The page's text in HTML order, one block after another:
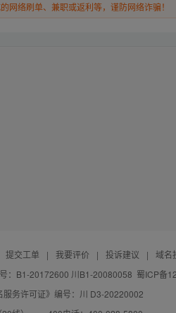
络刷单、兼职或返利等，谨防网络诈骗！
提交工单 | 我要评价 | 投诉建议 |
域名
：B1-20172600 川B1-20080058 蜀ICP备
服务许可证》编号：川 D3-20220002